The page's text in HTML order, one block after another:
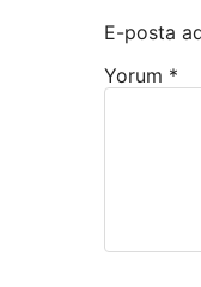
E-posta
Yorum *